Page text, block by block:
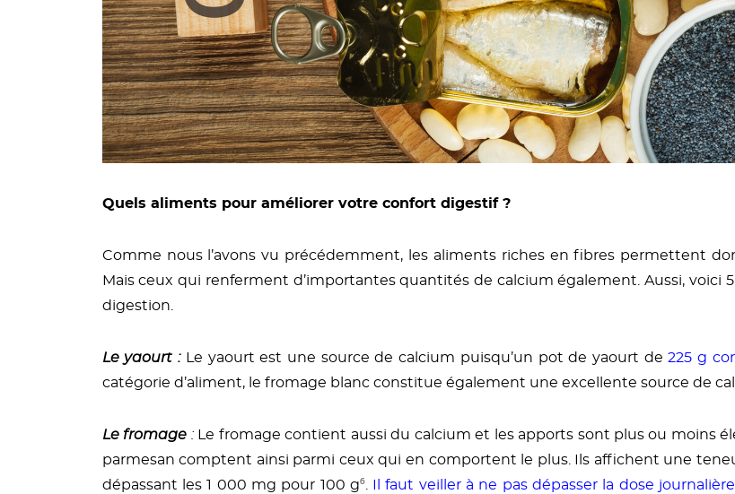
Quels aliments pour améliorer votre confort digestif ?
Comme nous l’avons vu précédemment, les aliments riches en fibres permettent
Mais ceux qui renferment d’importantes quantités de calcium également. Aussi,
digestion.
Le yaourt : Le yaourt est une source de calcium puisqu’un pot de yaourt de225 g
catégorie d’aliment, le fromage blanc constitue également une excellente source de
Le fromage : Le fromage contient aussi du calcium et les apports sont plus ou moins
parmesan comptent ainsi parmi ceux qui en comportent le plus. Ils affichent une
dépassant les 1 000 mg pour 100 g⁶. Il faut veiller à ne pas dépasser la dose